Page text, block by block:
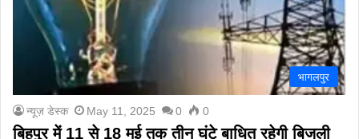
भागलपुर
न्यूज़ डेस्क May 11, 2025 0 0
बिहपुर में 11 से 18 मई तक तीन घंटे बाधित रहेगी बिजली